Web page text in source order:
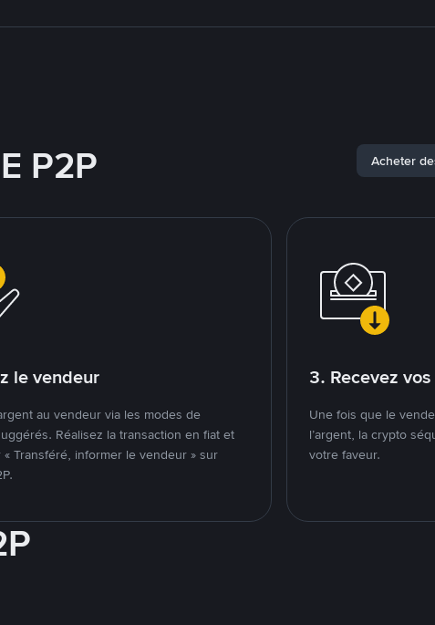
P2P Acheter
le vendeur
au vendeur via les modes de
Réalisez la transaction en fiat et
Transféré, informer le vendeur » sur
3. Recevez
Une fois que le
l’argent, la crypto
votre faveur.